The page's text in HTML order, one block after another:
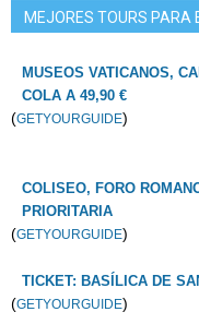
MEJORES TOURS PARA
MUSEOS VATICANOS,
COLA A 49,90 €
(GETYOURGUIDE)
COLISEO, FORO
PRIORITARIA
(GETYOURGUIDE)
TICKET: BASÍLICA DE
(GETYOURGUIDE)